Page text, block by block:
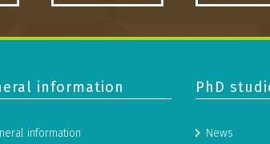
information
information
PhD
News